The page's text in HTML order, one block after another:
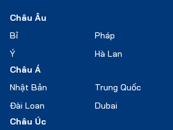
Châu Âu
Bỉ
Pháp
Ý
Hà Lan
Châu Á
Nhật Bản
Trung Quốc
Đài Loan
Dubai
Châu Úc